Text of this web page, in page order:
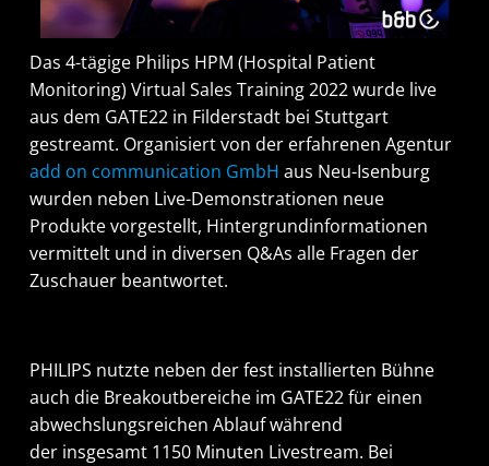
Das 4-tägige Philips HPM (Hospital Patient
Monitoring) Virtual Sales Training 2022 wurde live
aus dem GATE22 in Filderstadt bei Stuttgart
gestreamt. Organisiert von der erfahrenen Agentur
add on communication GmbH aus Neu-Isenburg
wurden neben Live-Demonstrationen neue
Produkte vorgestellt, Hintergrundinformationen
vermittelt und in diversen Q&As alle Fragen der
Zuschauer beantwortet.
PHILIPS nutzte neben der fest installierten Bühne
auch die Breakoutbereiche im GATE22 für einen
abwechslungsreichen Ablauf während
der insgesamt 1150 Minuten Livestream. Bei